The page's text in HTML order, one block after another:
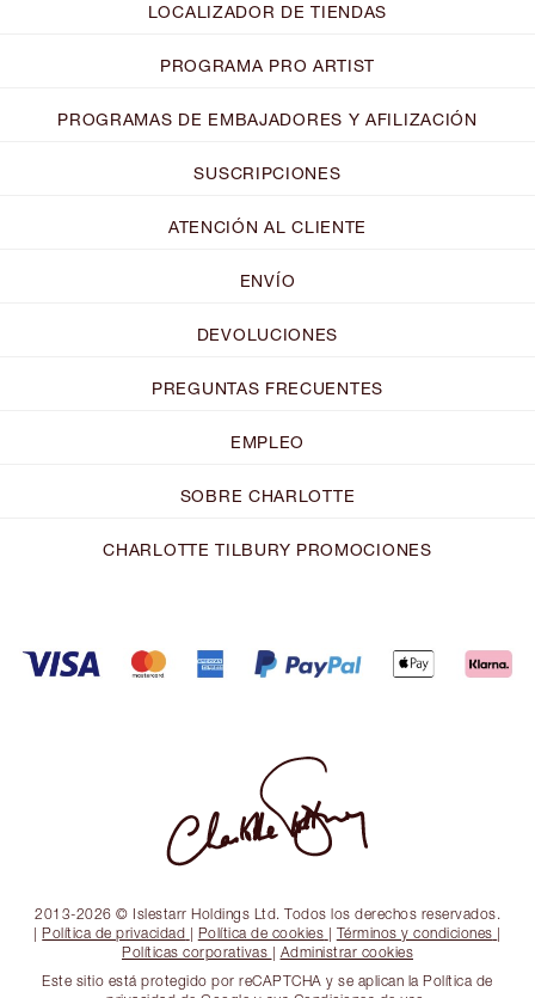
LOCALIZADOR DE TIENDAS
PROGRAMA PRO ARTIST
PROGRAMAS DE EMBAJADORES Y AFILIZACIÓN
SUSCRIPCIONES
ATENCIÓN AL CLIENTE
ENVÍO
DEVOLUCIONES
PREGUNTAS FRECUENTES
EMPLEO
SOBRE CHARLOTTE
CHARLOTTE TILBURY PROMOCIONES
2013-2026 © Islestarr Holdings Ltd. Todos los derechos reservados.
| Política de privacidad | Política de cookies | Términos y condiciones |
Políticas corporativas | Administrar cookies
Este sitio está protegido por reCAPTCHA y se aplican la Política de